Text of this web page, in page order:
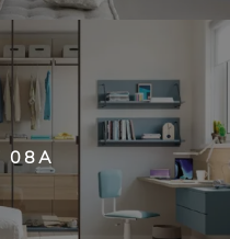
08A